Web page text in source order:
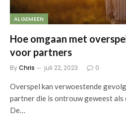
ALGEMEEN
Hoe omgaan met
voor partners
ByChris juli 22, 2023 0
Overspel kan verwoestende
partner die is ontrouw geweest als
De…